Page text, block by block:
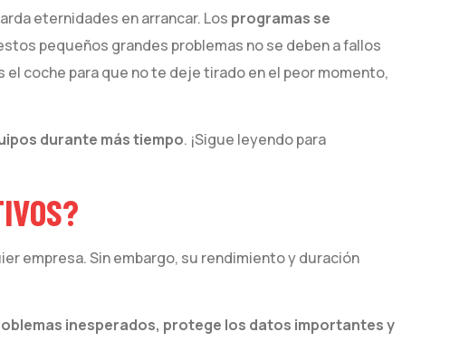
eternidades en arrancar. Los programas se
pequeños grandes problemas no se deben a fallos
coche para que no te deje tirado en el peor momento,
durante más tiempo. ¡Sigue leyendo para
empresa. Sin embargo, su rendimiento y duración
inesperados, protege los datos importantesy